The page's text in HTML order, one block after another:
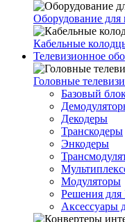
Оборудование для
Кабельные
Телевизионное
Головные
Базовый
Декодеры
Транскодеры
Энкодеры
Модуляторы
Решения
Аксессуары